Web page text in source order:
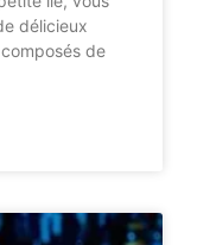
délicieux
de